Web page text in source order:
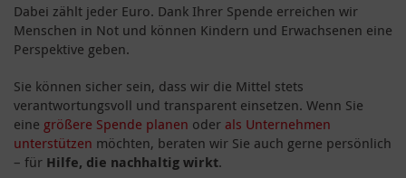
Dabei zählt jeder Euro. Dank Ihrer Spende erreichen wir
Menschen in Not und können Kindern und Erwachsenen eine
Perspektive geben.
Sie können sicher sein, dass wir die Mittel stets
verantwortungsvoll und transparent einsetzen. Wenn Sie
eine größere Spende planen oder als Unternehmen
unterstützen möchten, beraten wir Sie auch gerne persönlich
– für Hilfe, die nachhaltig wirkt.